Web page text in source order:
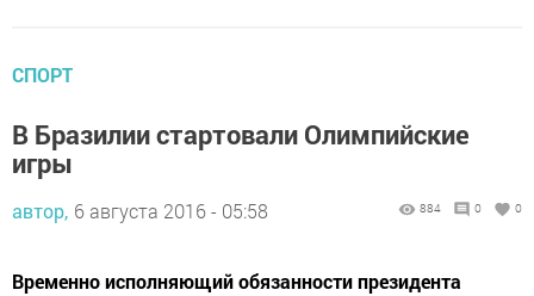
СПОРТ
В Бразилии стартовали Олимпийские
игры
автор, 6 августа 2016 - 05:58 884 0 0
Временно исполняющий обязанности президента